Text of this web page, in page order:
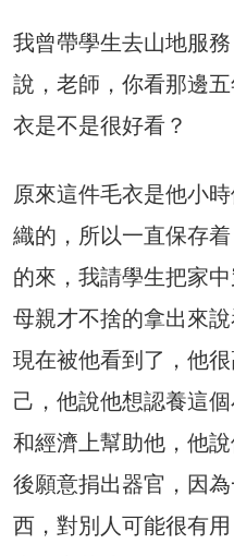
我曾帶學生去山地服
說，老師，你看那邊
衣是不是很好看？
原來這件毛衣是他小
織的，所以一直保存
的來，我請學生把家
母親才不捨的拿出來
現在被他看到了，他
己，他說他想認養這
和經濟上幫助他，他
後願意捐出器官，因
西，對別人可能很有